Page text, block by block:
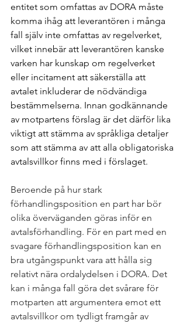
entitet som omfattas av DORA måste
komma ihåg att leverantören i många
fall själv inte omfattas av regelverket,
vilket innebär att leverantören kanske
varken har kunskap om regelverket
eller incitament att säkerställa att
avtalet inkluderar de nödvändiga
bestämmelserna. Innan godkännande
av motpartens förslag är det därför lika
viktigt att stämma av språkliga detaljer
som att stämma av att alla obligatoriska
avtalsvillkor finns med i förslaget.
Beroende på hur stark
förhandlingsposition en part har bör
olika överväganden göras inför en
avtalsförhandling. För en part med en
svagare förhandlingsposition kan en
bra utgångspunkt vara att hålla sig
relativt nära ordalydelsen i DORA. Det
kan i många fall göra det svårare för
motparten att argumentera emot ett
avtalsvillkor om tydligt framgår av